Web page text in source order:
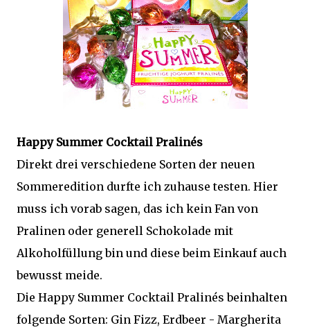
Happy Summer Cocktail Pralinés
Direkt drei verschiedene Sorten der neuen
Sommeredition durfte ich zuhause testen. Hier
muss ich vorab sagen, das ich kein Fan von
Pralinen oder generell Schokolade mit
Alkoholfüllung bin und diese beim Einkauf auch
bewusst meide.
Die Happy Summer Cocktail Pralinés beinhalten
folgende Sorten: Gin Fizz, Erdbeer - Margherita